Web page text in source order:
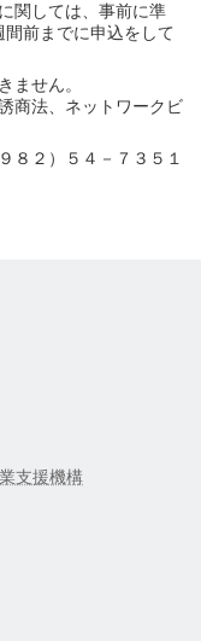
関しては、事前に準
前までに申込をして
ません。
商法、ネットワークビ
８２）５４－７３５１
支援機構